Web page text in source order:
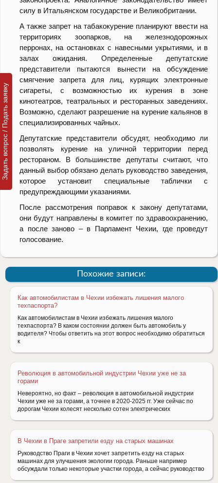
силу в Итальянском государстве и Великобритании.
А также запрет на табакокурение планируют ввести на
территориях зоопарков, на железнодорожных
перронах, на остановках с навесными укрытиями, и в
залах ожидания. Определенные депутатские
представители пытаются вынести на обсуждение
смягчение запрета для лиц, курящих электронные
сигареты, с возможностью их курения в зоне
кинотеатров, театральных и ресторанных заведениях.
Возможно, сделают разрешение на курение кальянов в
специализированных чайных.
Депутатские представители обсудят, необходимо ли
позволять курение на уличной территории перед
рестораном. В большинстве депутаты считают, что
данный выбор обязано делать руководство заведения,
которое установит специальные таблички с
предупреждающими указаниями.
После рассмотрения поправок к закону депутатами,
они будут направлены в комитет по здравоохранению,
а после заново – в Парламент Чехии, где проведут
голосование.
Похожие записи:
Как автомобилистам в Чехии избежать лишения малого
техпаспорта?
Как автомобилистам в Чехии избежать лишения малого
техпаспорта? В каком состоянии должен быть автомобиль у
водителя? Чтобы ответить на этот вопрос необходимо обратиться
к
Революция в автомобильной индустрии Чехии уже не за
горами
Невероятно, но факт – революция в автомобильной индустрии
Чехии уже не за горами, а точнее в 2020-2025 гг. Уже сейчас по
дорогам Чехии колесят несколько сотен электрических
В Чехии в Праге запретили езду на старых машинах
Руководство Праги в Чехии хочет запретить езду на старых
машинах для улучшения экологии города. Раньше например
обсуждали только некоторые участки города, а сейчас руководство
Задать вопрос / Подать заявку